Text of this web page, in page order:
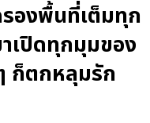
องพื้นที่เต็มทุก
เปิดทุกมุมของ
ก็ตกหลุมรัก